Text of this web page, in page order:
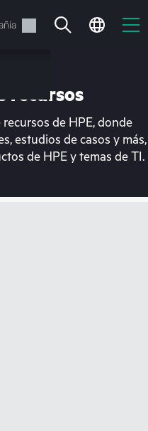
tu
recursos
de HPE, donde
estudios de casos y más,
de HPE y temas de TI.